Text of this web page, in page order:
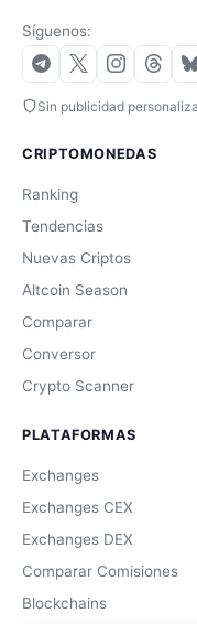
Síguenos:
Sin publicidad
CRIPTOMONEDAS
Ranking
Tendencias
Nuevas Criptos
Altcoin Season
Comparar
Conversor
Crypto Scanner
PLATAFORMAS
Exchanges
Exchanges CEX
Exchanges DEX
Comparar Comisiones
Blockchains